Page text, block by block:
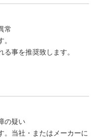
常
事を推奨致します。
の疑い
。当社・またはメーカーに